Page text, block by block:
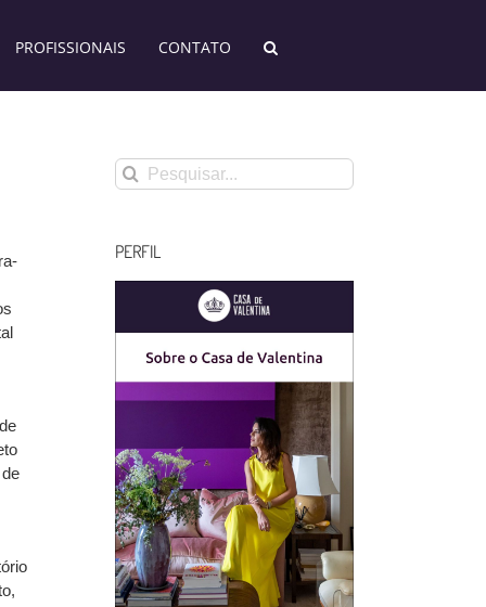
PROFISSIONAIS CONTATO
Buscar
resultados
PERFIL